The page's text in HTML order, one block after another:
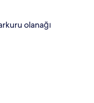
olanağı